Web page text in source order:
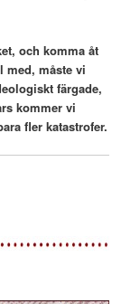
, och komma åt
med, måste vi
färgade,
kommer vi
fler katastrofer.